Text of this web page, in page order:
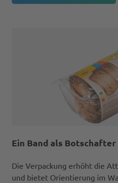
Ein Band als
Die Verpackung erhöht die
und bietet Orientierung im